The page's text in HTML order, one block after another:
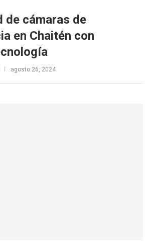
de cámaras de
en Chaitén con
agosto 26, 2024